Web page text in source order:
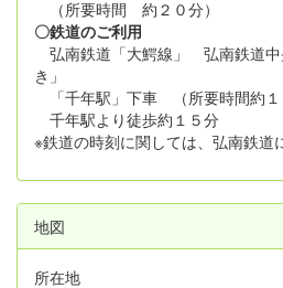
（所要時間 約２０分）
〇鉄道のご利用
弘南鉄道「大鰐線」 弘南鉄道中
き」
「千年駅」下車 （所要時間約１
千年駅より徒歩約１５分
※鉄道の時刻に関しては、弘南鉄道
地図
所在地